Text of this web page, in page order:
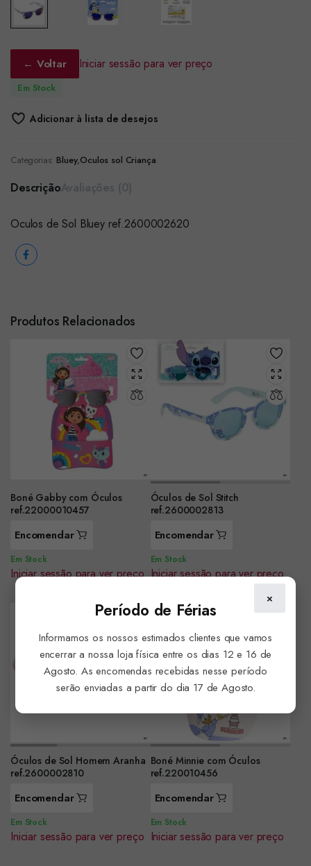
← Voltar Iniciar sessão para ver preço
Em Stock
Adicionar à lista de desejos
Categorias: Bluey,Oculos sol Criança
Descrição
Oculos de Sol Bluey ref.2600002620
Produtos Relacionados
Boné Gabby com Óculos
ref.22000010457
Encomendar
Em Stock
Iniciar sessão para ver preço
Óculos de Sol Stitch
ref.2600002813
Encomendar
Em Stock
Iniciar sessão para ver preço
Óculos de Sol Homem Aranha
ref.2600002810
Encomendar
Em Stock
Iniciar sessão para ver preço
Boné Minnie com Óculos
ref.220010456
Encomendar
Em Stock
Iniciar sessão para ver preço
×
Período de Férias
Informamos os nossos estimados clientes que vamos
encerrar a nossa loja física entre os dias 12 e 16 de
Agosto. As encomendas recebidas nesse período
serão enviadas a partir do dia 17 de Agosto.